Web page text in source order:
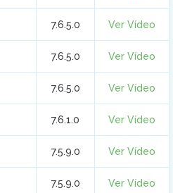
7.6.5.0 Ver Vídeo
7.6.5.0 Ver Vídeo
7.6.5.0 Ver Vídeo
7.6.1.0 Ver Vídeo
7.5.9.0 Ver Vídeo
7.5.9.0 Ver Vídeo